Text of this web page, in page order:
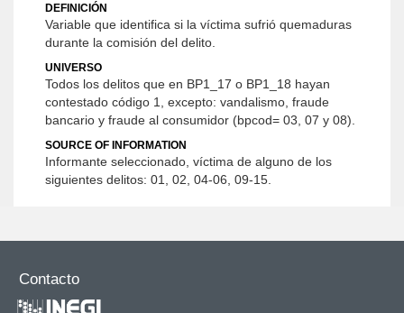
DEFINICIÓN
Variable que identifica si la víctima sufrió quemaduras
durante la comisión del delito.
UNIVERSO
Todos los delitos que en BP1_17 o BP1_18 hayan
contestado código 1, excepto: vandalismo, fraude
bancario y fraude al consumidor (bpcod= 03, 07 y 08).
SOURCE OF INFORMATION
Informante seleccionado, víctima de alguno de los
siguientes delitos: 01, 02, 04-06, 09-15.
Contacto